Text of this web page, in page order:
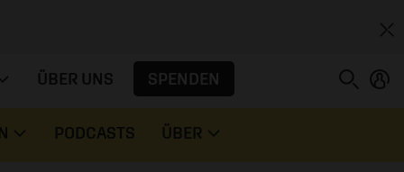
ÜBER UNS SPENDEN
PODCASTS ÜBER